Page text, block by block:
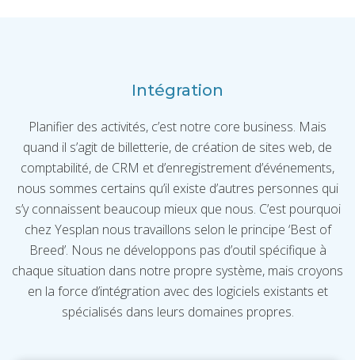
Intégration
Planifier des activités, c’est notre core business. Mais
quand il s’agit de billetterie, de création de sites web, de
comptabilité, de CRM et d’enregistrement d’événements,
nous sommes certains qu’il existe d’autres personnes qui
s’y connaissent beaucoup mieux que nous. C’est pourquoi
chez Yesplan nous travaillons selon le principe ‘Best of
Breed’. Nous ne développons pas d’outil spécifique à
chaque situation dans notre propre système, mais croyons
en la force d’intégration avec des logiciels existants et
spécialisés dans leurs domaines propres.